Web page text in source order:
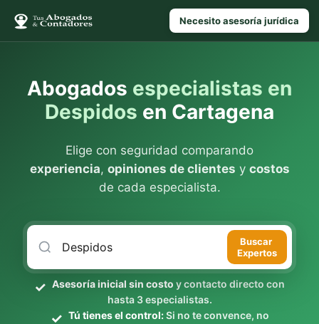
Necesito asesoría jurídica
Abogados especialistas en
Despidos en Cartagena
Elige con seguridad comparando
experiencia, opiniones de clientes y costos
de cada especialista.
Buscar
Expertos
Asesoría inicial sin costo y contacto directo con
hasta 3 especialistas.
Tú tienes el control:Si no te convence, no